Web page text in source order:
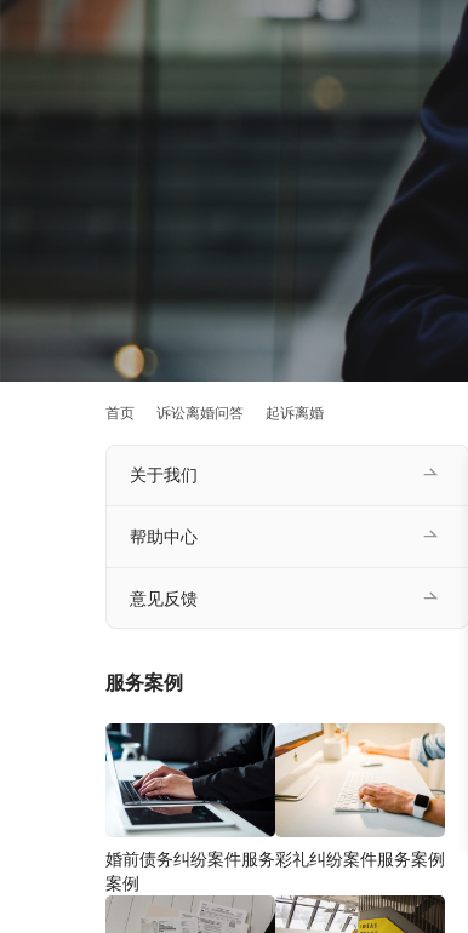
首页 诉讼离婚问答 起诉离婚
关于我们
帮助中心
意见反馈
服务案例
婚前债务纠纷案件服务
案例
彩礼纠纷案件服务案例